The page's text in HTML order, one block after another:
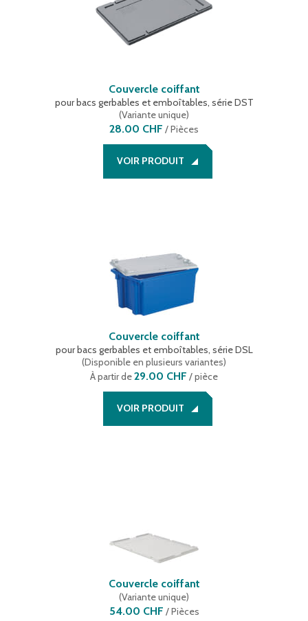
Couvercle coiffant
pour bacs gerbables et emboîtables, série DST
(Variante unique)
28.00 CHF /Pièces
VOIR PRODUIT
Couvercle coiffant
pour bacs gerbables et emboîtables, série DSL
(Disponible en plusieurs variantes)
À partir de29.00 CHF / pièce
VOIR PRODUIT
Couvercle coiffant
(Variante unique)
54.00 CHF /Pièces